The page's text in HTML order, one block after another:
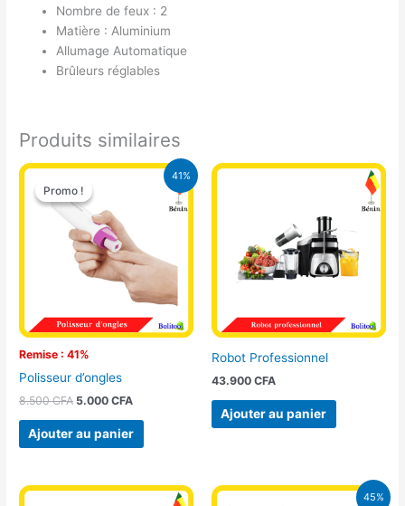
Nombre de feux : 2
Matière : Aluminium
Allumage Automatique
Brûleurs réglables
Produits similaires
41%
Promo !
Remise : 41%
Promo !
Polisseur d’ongles
8.500CFA
Le
prix
initial
était :
8.500 CFA.
5.000CFA
Le
Ajouter au panier
Robot Professionnel
43.900 CFA
Ajouter au panier
45%
Le
Le